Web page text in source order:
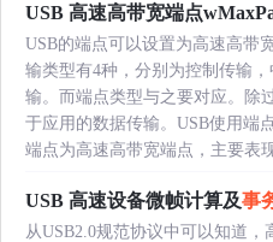
USB 高速高带宽端点
USB的端点可以设置为高速高带
输类型有4种，分别为控制传输
输。而端点类型与之要对应。除
于应用的数据传输。USB使用端
端点为高速高带宽端点，主要表
USB 高速设备微帧计算及事
从USB2.0规范协议中可以知道，